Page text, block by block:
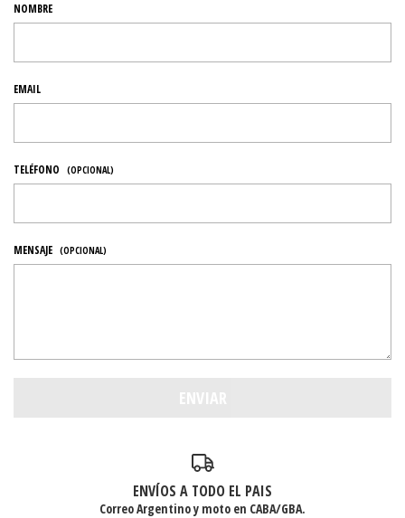
NOMBRE
EMAIL
TELÉFONO (OPCIONAL)
MENSAJE (OPCIONAL)
ENVÍOS A TODO EL PAIS
Correo Argentino y moto en CABA/GBA.